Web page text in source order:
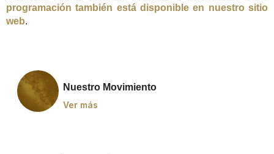
programación también está disponible en nuestro sitio
web.
Nuestro Movimiento
Ver más